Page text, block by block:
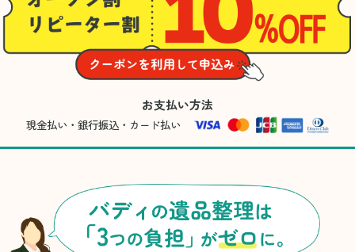
お支払い方法
現金払い・銀行振込・カード払い